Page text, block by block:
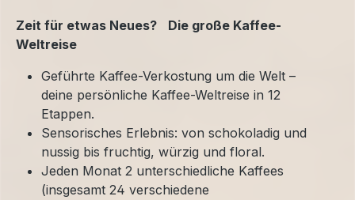
Zeit für etwas Neues? Die große Kaffee-
Weltreise
Geführte Kaffee-Verkostung um die Welt –
deine persönliche Kaffee-Weltreise in 12
Etappen.
Sensorisches Erlebnis: von schokoladig und
nussig bis fruchtig, würzig und floral.
Jeden Monat 2 unterschiedliche Kaffees
(insgesamt 24 verschiedene